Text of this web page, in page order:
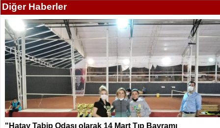
Diğer Haberler
"Hatay Tabip Odası olarak 14 Mart Tıp Bayramı